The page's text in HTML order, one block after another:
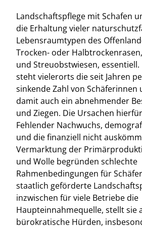
Landschaftspflege mit Schafen
die Erhaltung vieler
Lebensraumtypen des
Trocken- oder
und Streuobstwiesen,
steht vielerorts die seit Jahren
sinkende Zahl von Schäferinnen
damit auch ein abnehmender
und Ziegen. Die Ursachen
Fehlender Nachwuchs,
und die finanziell nicht
Vermarktung der
und Wolle begründen schlechte
Rahmenbedingungen für
staatlich geförderte
inzwischen für viele Betriebe die
Haupteinnahmequelle, stellt sie
bürokratische Hürden,